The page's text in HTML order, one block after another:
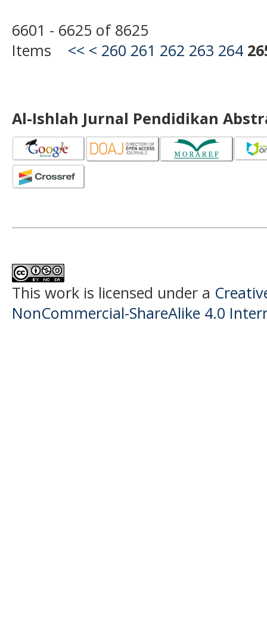
6601 - 6625 of 8625
Items << < 260 261 262 263 264
Al-Ishlah Jurnal Pendidikan
This work is licensed under a
NonCommercial-ShareAlike 4.0